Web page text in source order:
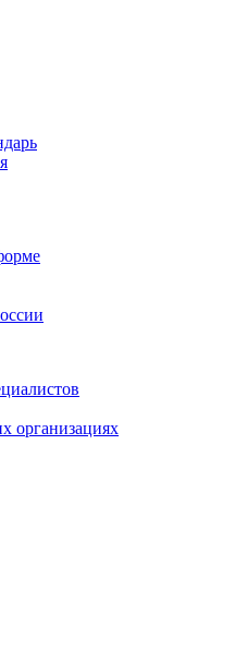
организациях